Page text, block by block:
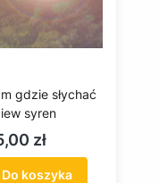
gdzie słychać
syren
zł
Do koszyka